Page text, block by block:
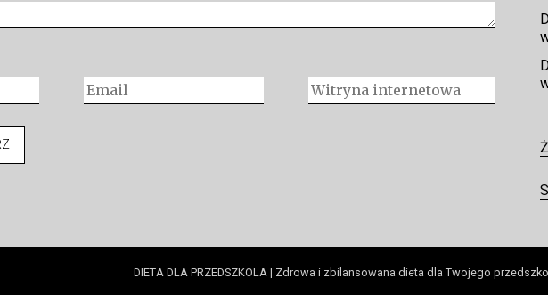
DIETA DLA PRZEDSZKOLA | Zdrowa i zbilansowana dieta dla Twojego